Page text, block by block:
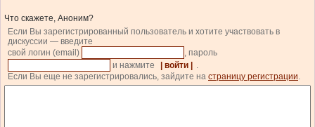
Что скажете, Аноним?
Если Вы зарегистрированный пользователь и хотите участвовать в
дискуссии — введите
свой логин (email)
, пароль
и нажмите
| войти |
.
Если Вы еще не зарегистрировались, зайдите на страницу регистрации.